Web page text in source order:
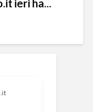
ieri ha...